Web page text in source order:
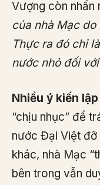
Vượng còn nhấn
của nhà Mạc
Thực ra đó chỉ
nước nhỏ đối
Nhiều ý kiến
“chịu nhục” để
nước Đại Việt đỡ
khác, nhà Mạc
bên trong vẫn